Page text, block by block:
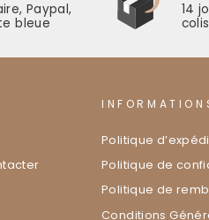
Paypal,
bleue
14
Politique
Politique de
Politique de
Conditions